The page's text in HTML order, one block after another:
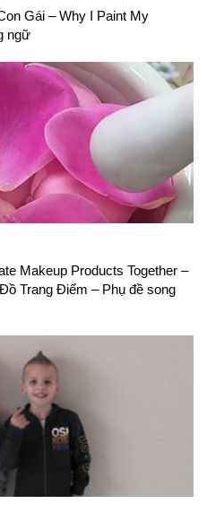
Gái – Why I Paint My
ngữ
Makeup Products Together –
Trang Điểm – Phụ đề song